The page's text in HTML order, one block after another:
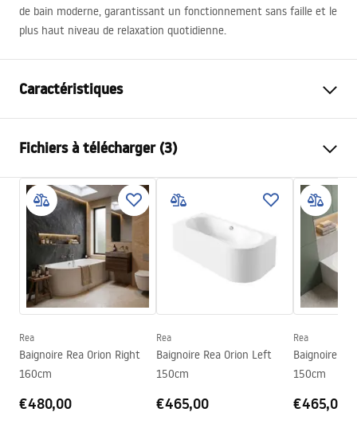
de bain moderne, garantissant un fonctionnement sans faille et le
plus haut niveau de relaxation quotidienne.
Caractéristiques
Couleur
Matériel
Acrylique
Longueur
1695
Largeur
750mm
Hauteur
Côté d'installation
Bonde et siphon inclus
Garantie
Fichiers à télécharger (3)
Informations de sécurité
WARUNKI_BEZPIECZENSTWA_WANNY.pdf
Conditions de garantie
Warranty_Terms_and_Conditions_Bathtubs.pdf
Instructions de montage
Orion_160_170.pdf
Rea
Baignoire Rea Orion Right
160cm
€480,00
Rea
Baignoire Rea Orion Left
150cm
€465,00
Rea
Baignoire
150cm
€465,00